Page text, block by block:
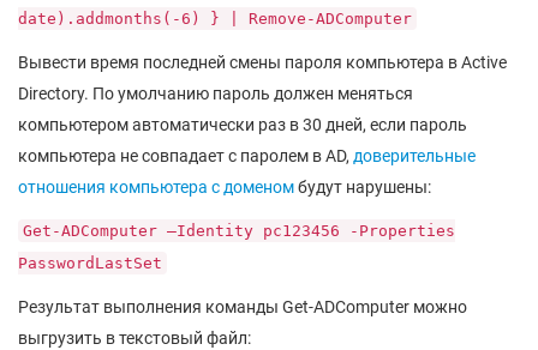
date).addmonths(-6) } | Remove-ADComputer
Вывести время последней смены пароля компьютера в Active
Directory. По умолчанию пароль должен меняться
компьютером автоматически раз в 30 дней, если пароль
компьютера не совпадает с паролем в AD, доверительные
отношения компьютера с доменомбудут нарушены:
Get-ADComputer –Identity pc123456 -Properties
PasswordLastSet
Результат выполнения команды Get-ADComputer можно
выгрузить в текстовый файл: